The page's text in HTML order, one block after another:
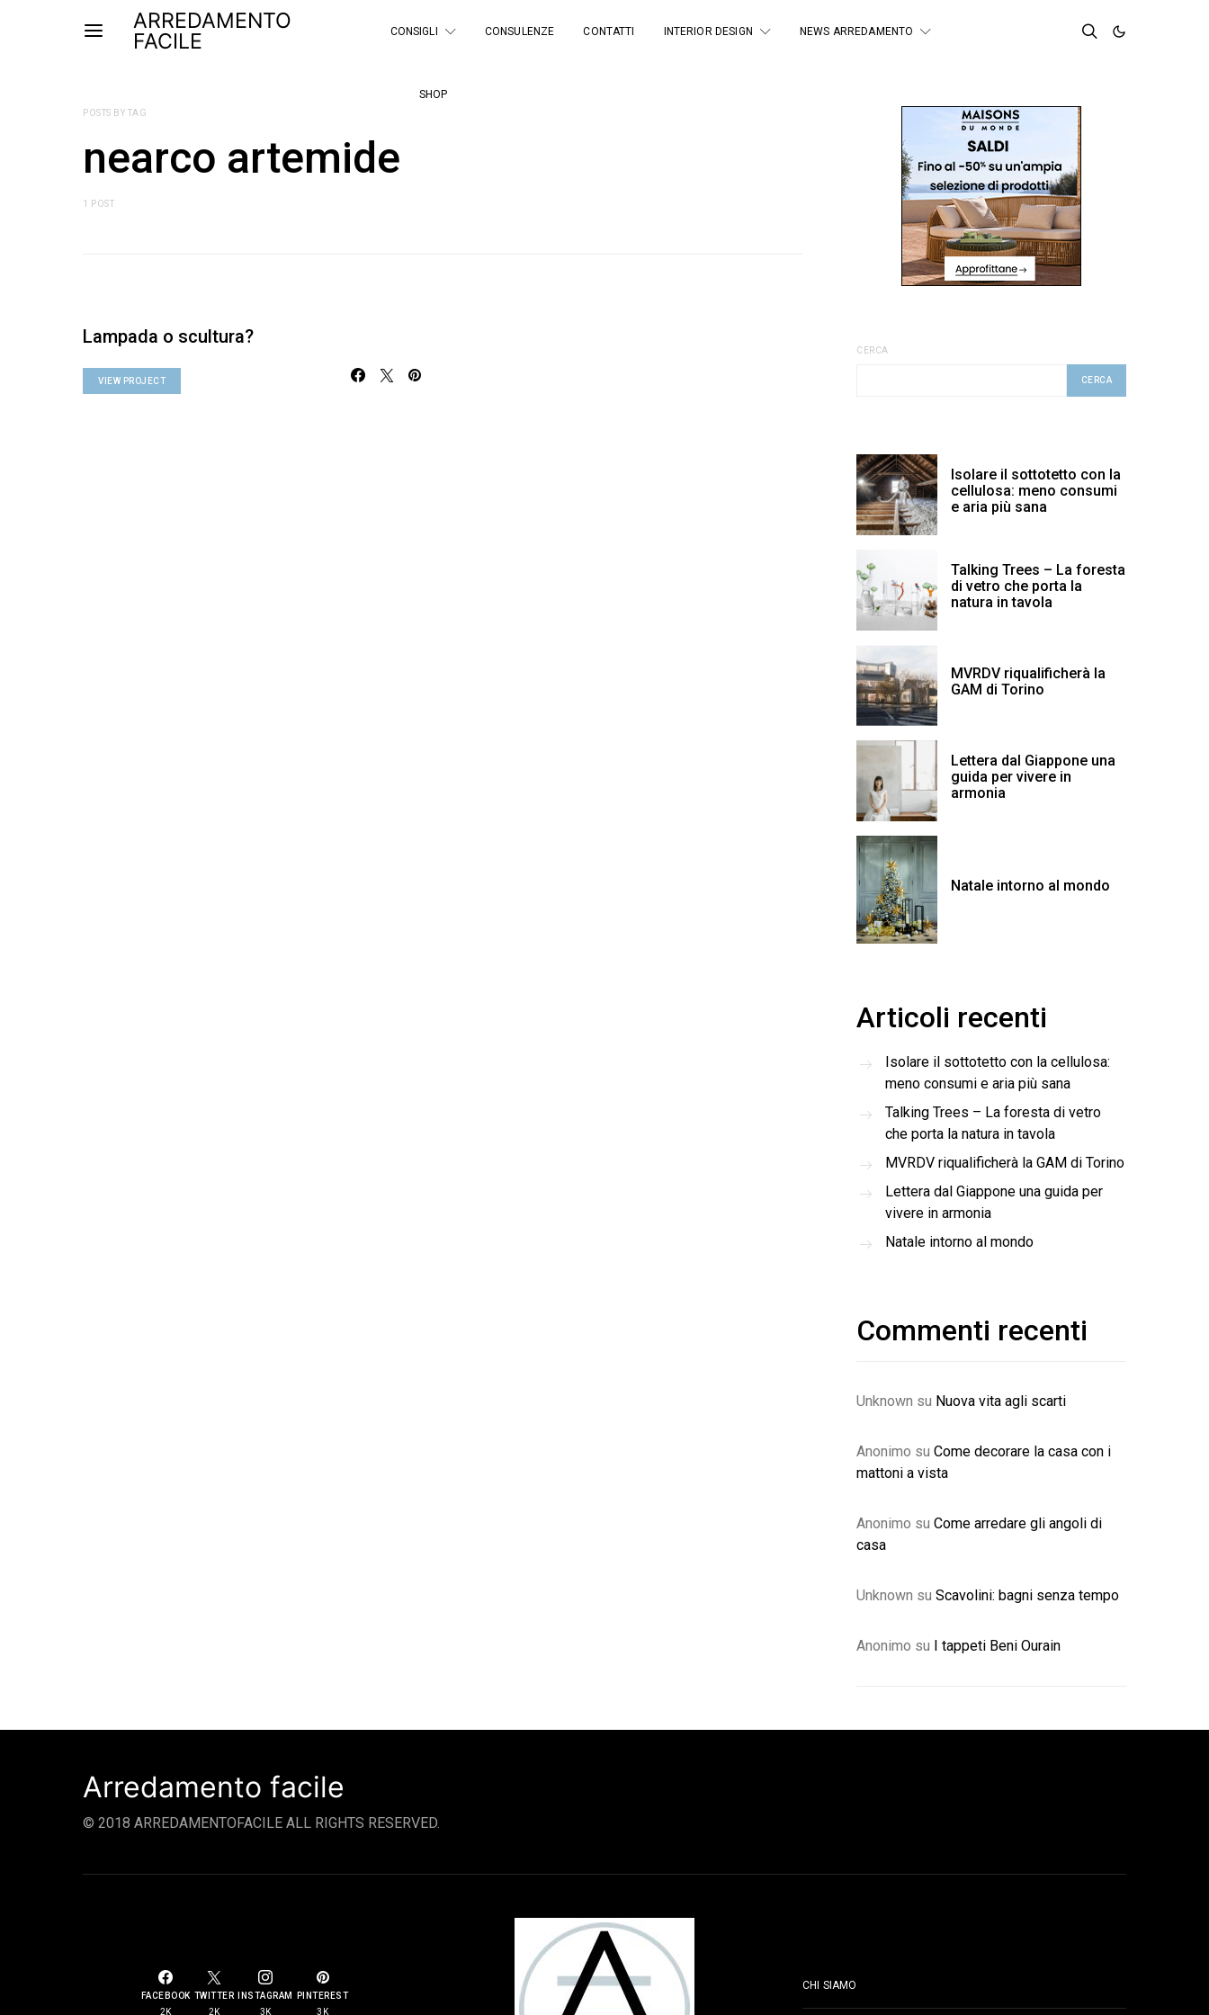
ARREDAMENTO
FACILE
CONSIGLI CONSULENZE CONTATTI INTERIOR DESIGN NEWS ARREDAMENTO
SHOP
POSTS BY TAG
nearco artemide
1 POST
Lampada o scultura?
VIEW PROJECT
CERCA
CERCA
Isolare il sottotetto con la
cellulosa: meno consumi
e aria più sana
Talking Trees – La foresta
di vetro che porta la
natura in tavola
MVRDV riqualificherà la
GAM di Torino
Lettera dal Giappone una
guida per vivere in
armonia
Natale intorno al mondo
Articoli recenti
Isolare il sottotetto con la cellulosa:
meno consumi e aria più sana
Talking Trees – La foresta di vetro
che porta la natura in tavola
MVRDV riqualificherà la GAM di Torino
Lettera dal Giappone una guida per
vivere in armonia
Natale intorno al mondo
Commenti recenti
Unknown su Nuova vita agli scarti
Anonimo su Come decorare la casa con i
mattoni a vista
Anonimo su Come arredare gli angoli di
casa
Unknown su Scavolini: bagni senza tempo
Anonimo su I tappeti Beni Ourain
Arredamento facile
© 2018 ARREDAMENTOFACILE ALL RIGHTS RESERVED.
FACEBOOK
2K
TWITTER
2K
INSTAGRAM
3K
PINTEREST
3K
CHI SIAMO